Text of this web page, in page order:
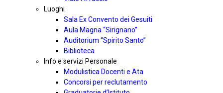
Luoghi
Sala Ex Convento dei Gesuiti
Aula Magna “Sirignano”
Auditorium “Spirito Santo”
Biblioteca
Info e servizi Personale
Modulistica Docenti e Ata
Concorsi per reclutamento